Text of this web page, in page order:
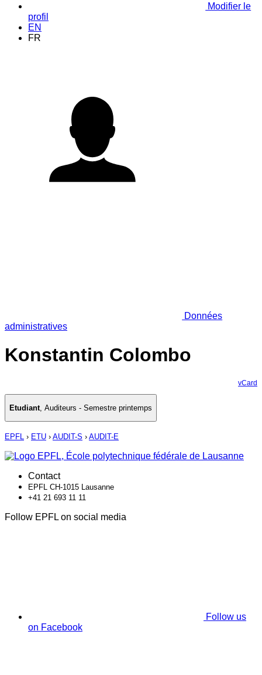
Modifier le
profil
EN
FR
Données
administratives
Konstantin Colombo
vCard
Etudiant, Auditeurs - Semestre printemps
EPFL › ETU › AUDIT-S › AUDIT-E
Contact
EPFL CH-1015 Lausanne
+41 21 693 11 11
Follow EPFL on social media
Follow us
on Facebook